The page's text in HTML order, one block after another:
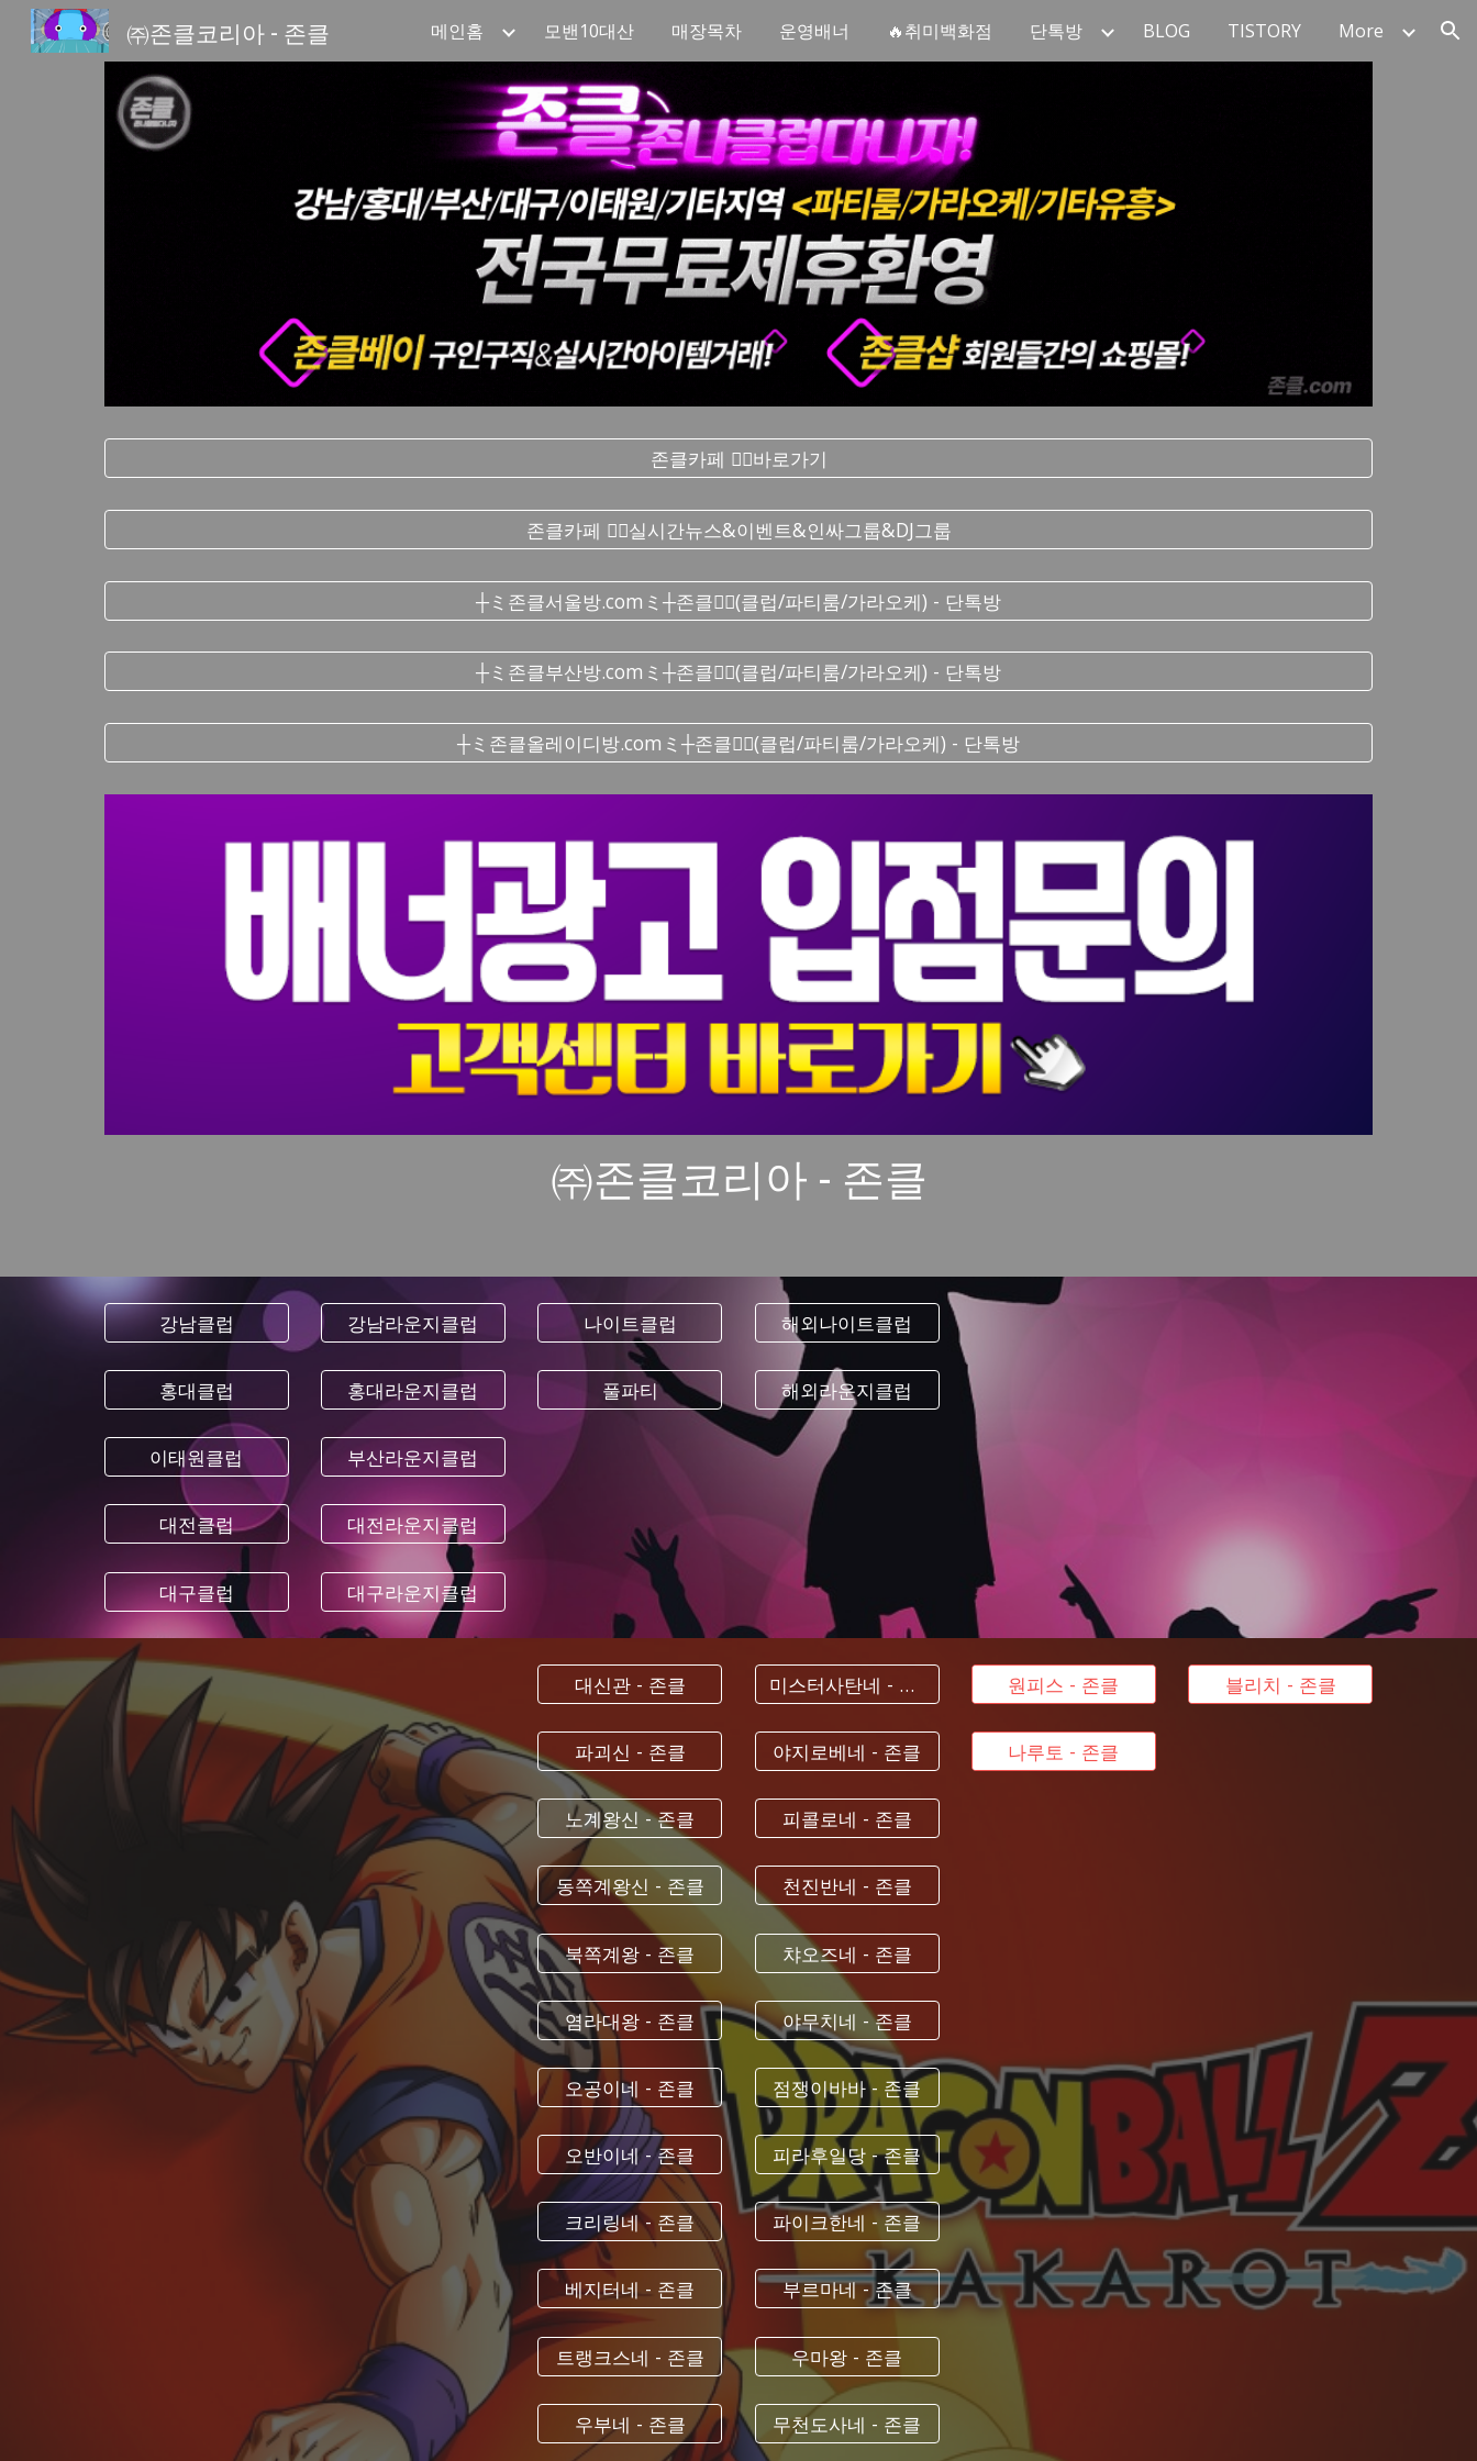
Skip to main content Skip to navigation
㈜존클코리아 - 존클 메인홈 모밴10대산 매장목차 운영배너 🔥취미백화점 단톡방 BLOG TISTORY More
존클카페 ❤️‍🔥바로가기
존클카페 ❤️‍🔥실시간 뉴스&이벤트&인싸그룹&DJ그룹
┼ミ존클서울방.comミ┼존클❤️‍🔥(클럽/파티룸/가라오케) - 단톡방
┼ミ존클부산방.comミ┼존클❤️‍🔥(클럽/파티룸/가라오케) - 단톡방
┼ミ존클올레이디방.comミ┼존클❤️‍🔥(클럽/파티룸/가라오케) - 단톡방
㈜존클코리아 - 존클
강남클럽
홍대클럽
이태원클럽
대전클럽
대구클럽
강남라운지클럽
홍대라운지클럽
부산라운지클럽
대전라운지클럽
대구라운지클럽
나이트클럽
풀파티
해외나이트클럽
해외라운지클럽
대신관 - 존클
파괴신 - 존클
노계왕신 - 존클
동쪽계왕신 - 존클
북쪽계왕 - 존클
염라대왕 - 존클
오공이네 - 존클
오반이네 - 존클
크리링네 - 존클
베지터네 - 존클
트랭크스네 - 존클
우부네 - 존클
미스터사탄네 - 존클
야지로베네 - 존클
피콜로네 - 존클
천진반네 - 존클
챠오즈네 - 존클
야무치네 - 존클
점쟁이바바 - 존클
피라후일당 - 존클
파이크한네 - 존클
부르마네 - 존클
우마왕 - 존클
무천도사네 - 존클
원피스 - 존클
나루토 - 존클
블리치 - 존클